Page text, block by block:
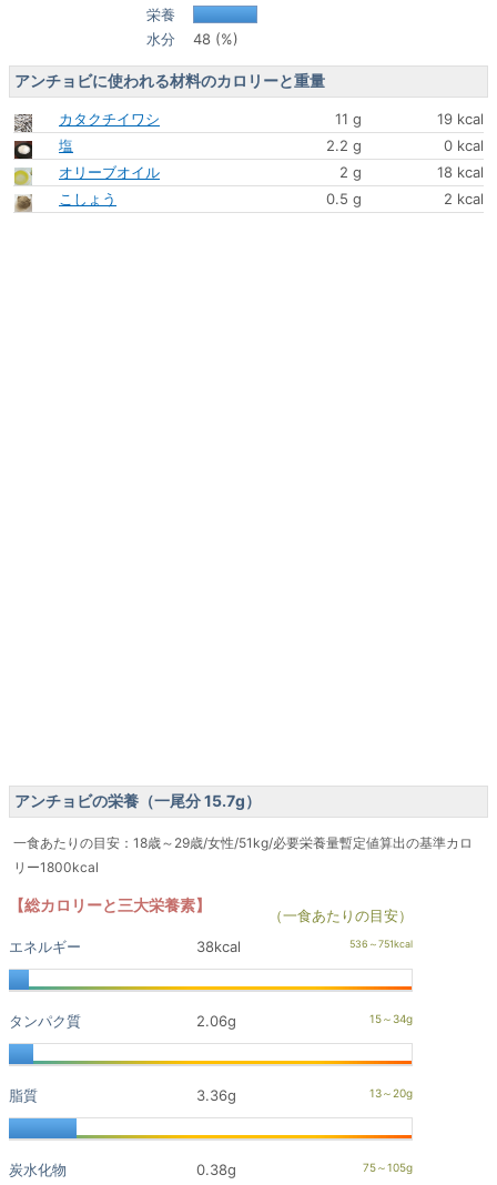
栄養
水分
48 (%)
アンチョビに使われる材料のカロリーと重量
カタクチイワシ 11 g
19 kcal
塩
2.2 g
0 kcal
オリーブオイル
2 g
18 kcal
こしょう
0.5 g 2 kcal
アンチョビの栄養（一尾分 15.7g）
一食あたりの目安：18歳～29歳/女性/51kg/必要栄養量暫定値算出の基準カロ
リー1800kcal
【総カロリーと三大栄養素】
（一食あたりの目安）
エネルギー
38kcal
タンパク質 2.06g
脂質 3.36g
炭水化物 0.38g